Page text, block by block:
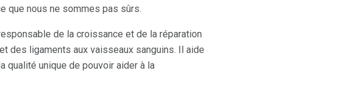
que nous ne sommes pas sûrs.
de la croissance et de la réparation
des ligaments aux vaisseaux sanguins. Il aide
qualité unique de pouvoir aider à la